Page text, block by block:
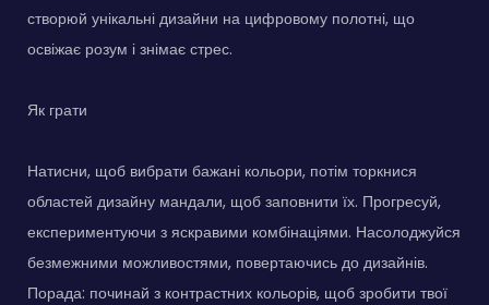
створюй унікальні дизайни на цифровому полотні, що
освіжає розум і знімає стрес.
Як грати
Натисни, щоб вибрати бажані кольори, потім торкнися
областей дизайну мандали, щоб заповнити їх. Прогресуй,
експериментуючи з яскравими комбінаціями. Насолоджуйся
безмежними можливостями, повертаючись до дизайнів.
Порада: починай з контрастних кольорів, щоб зробити твої